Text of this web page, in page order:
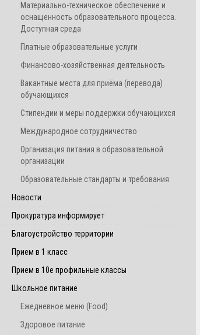
Материально-техническое обеспечение и
оснащенность образовательного процесса.
Доступная среда
Платные образовательные услуги
Финансово-хозяйственная деятельность
Вакантные места для приёма (перевода)
обучающихся
Стипендии и меры поддержки обучающихся
Международное сотрудничество
Организация питания в образовательной
организации
Образовательные стандарты и требования
Новости
Прокуратура информирует
Благоустройство территории
Прием в 1 класс
Прием в 10е профильные классы
Школьное питание
Ежедневное меню (Food)
Здоровое питание